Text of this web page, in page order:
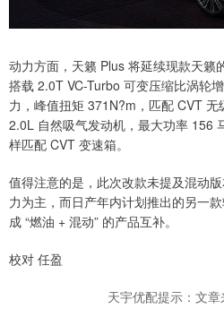
动力方面，天籁 Plus 将延续现款天籁
搭载 2.0T VC-Turbo 可变压缩比涡轮
力，峰值扭矩 371N?m，匹配 CVT
2.0L 自然吸气发动机，最大功率 156
样匹配 CVT 变速箱。
值得注意的是，此次改款未提及混动
力为主，而日产年内计划推出的另一
成 “燃油 + 混动” 的产品互补。
校对 任盈
天宇优配提示：文章